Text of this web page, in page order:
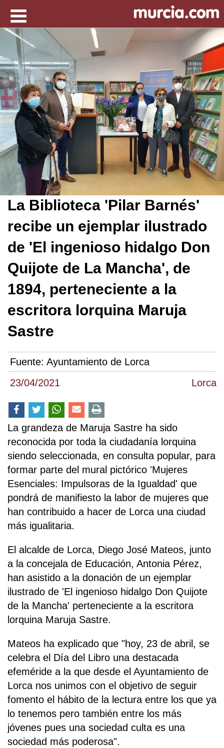
23/04/2021 Lorca
La Biblioteca 'Pilar Barnés'
recibe un ejemplar ilustrado
de 'El ingenioso hidalgo Don
Quijote de La Mancha', de
1894, perteneciente a la
escritora lorquina Maruja
Sastre
Fuente: Ayuntamiento de Lorca
La grandeza de Maruja Sastre ha sido
reconocida por toda la ciudadanía lorquina
siendo seleccionada, en consulta popular, para
formar parte del mural pictórico 'Mujeres
Esenciales: Impulsoras de la Igualdad' que
pondrá de manifiesto la labor de mujeres que
han contribuido a hacer de Lorca una ciudad
más igualitaria.
El alcalde de Lorca, Diego José Mateos, junto
a la concejala de Educación, Antonia Pérez,
han asistido a la donación de un ejemplar
ilustrado de 'El ingenioso hidalgo Don Quijote
de la Mancha' perteneciente a la escritora
lorquina Maruja Sastre.
Mateos ha explicado que "hoy, 23 de abril, se
celebra el Día del Libro una destacada
efeméride a la que desde el Ayuntamiento de
Lorca nos unimos con el objetivo de seguir
fomento el hábito de la lectura entre los que ya
lo tenemos pero también entre los más
jóvenes pues una sociedad culta es una
sociedad más poderosa".